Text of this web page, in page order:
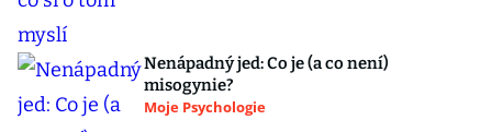
Nenápadný jed: Co je (a co není)
misogynie?
Moje Psychologie